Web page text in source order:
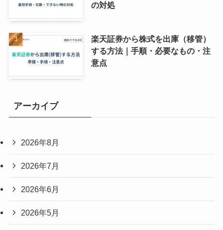
の対処
楽天証券から株式を出庫（移管）
する方法｜手順・必要なもの・注
意点
アーカイブ
2026年8月
2026年7月
2026年6月
2026年5月